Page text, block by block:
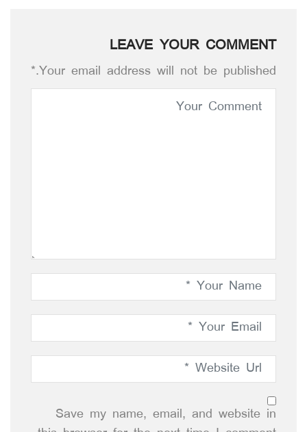
LEAVE YOUR COMMENT
Your email address will not be published.*
Save my name, email, and website in